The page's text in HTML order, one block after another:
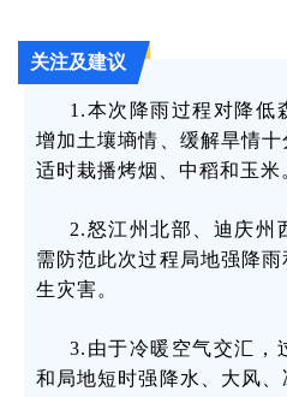
关注及建议
1.本次降雨过程对降低
增加土壤墒情、缓解旱情
适时栽播烤烟、中稻和玉米
2.怒江州北部、迪庆州
需防范此次过程局地强降
生灾害。
3.由于冷暖空气交汇，
和局地短时强降水、大风